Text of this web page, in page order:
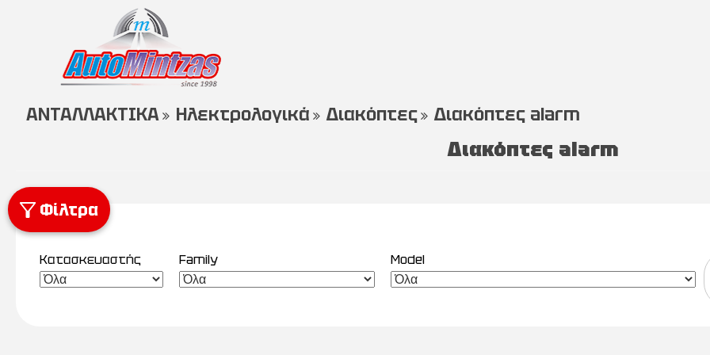
ΑΝΤΑΛΛΑΚΤΙΚΑ Ηλεκτρολογικά Διακόπτες Διακόπτες alarm
Διακόπτες alarm
Φίλτρα
Κατασκευαστής Family Model